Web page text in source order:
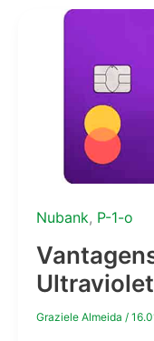
Nubank, P-1-o
Graziele Almeida /